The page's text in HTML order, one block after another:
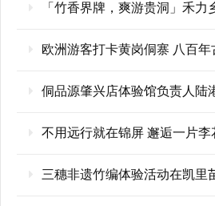
「竹香界牌，爽游贵洞」禾
欧洲游客打卡黄岗侗寨 八百
侗品源肇兴店体验馆负责人陆
不用远行就在锦屏 邂逅一片李
三穗非遗竹编体验活动在凯里